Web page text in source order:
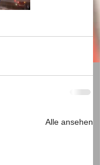
Alle ansehen